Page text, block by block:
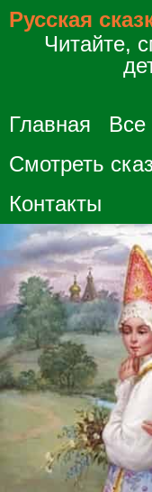
Русская
Читайте,
Главная Все
Смотреть
Контакты